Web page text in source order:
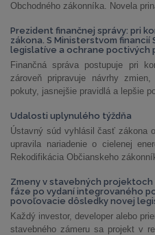
Obchodného zákonníka. Novela
Prezident finančnej správy: pri
zákona. S Ministerstvom financií
legislatíve a ochrane poctivých
Finančná správa postupuje pri
zároveň pripravuje návrhy
pokuty, jasnejšie pravidlá a lepšie
Udalosti uplynulého týždňa
Ústavný súd vyhlásil časť zákona
upravila nariadenie o cielenej
Rekodifikácia Občianskeho
Zmeny v stavebných projektoch
fáze po vydaní integrovaného
povoľovacie dôsledky novej
Každý investor, developer alebo
stavebného zámeru sa projekt v